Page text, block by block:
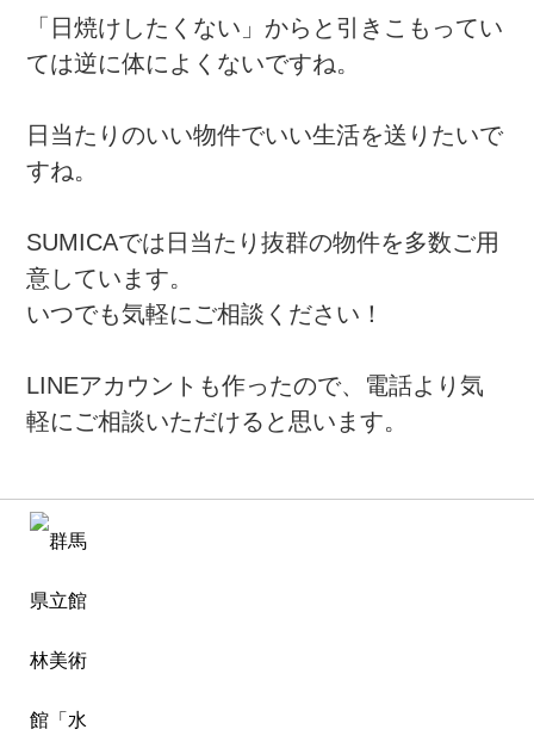
「日焼けしたくない」からと引きこもってい
ては逆に体によくないですね。
日当たりのいい物件でいい生活を送りたいで
すね。
SUMICAでは日当たり抜群の物件を多数ご用
意しています。
いつでも気軽にご相談ください！
LINEアカウントも作ったので、電話より気
軽にご相談いただけると思います。